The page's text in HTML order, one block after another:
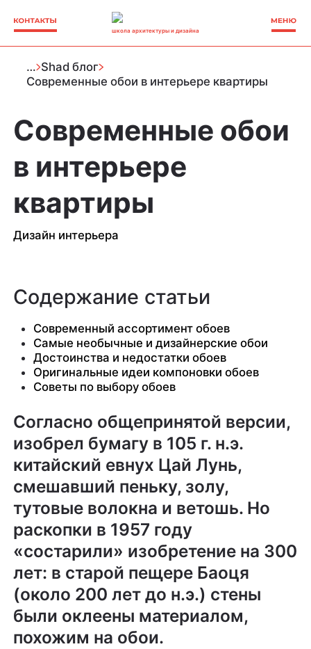
школа архитектуры и дизайна
… Shad блог
Современные обои в интерьере квартиры
Современные обои
в интерьере
квартиры
Дизайн интерьера
Содержание статьи
Современный ассортимент обоев
Самые необычные и дизайнерские обои
Достоинства и недостатки обоев
Оригинальные идеи компоновки обоев
Советы по выбору обоев
Согласно общепринятой версии,
изобрел бумагу в 105 г. н.э.
китайский евнух Цай Лунь,
смешавший пеньку, золу,
тутовые волокна и ветошь. Но
раскопки в 1957 году
«состарили» изобретение на 300
лет: в старой пещере Баоця
(около 200 лет до н.э.) стены
были оклеены материалом,
похожим на обои.